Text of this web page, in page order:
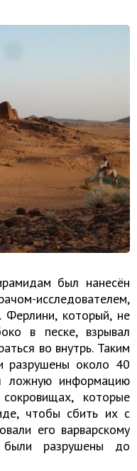
был нанесён
исследователем,
который, не
в песке, взрывал
во внутрь. Таким
разрушены около 40
ложную информацию
которые
чтобы сбить их с
его варварскому
разрушены до